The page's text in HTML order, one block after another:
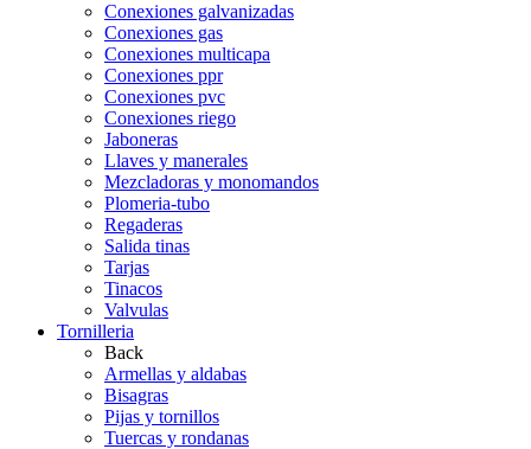
Conexiones galvanizadas
Conexiones gas
Conexiones multicapa
Conexiones ppr
Conexiones pvc
Conexiones riego
Jaboneras
Llaves y manerales
Mezcladoras y monomandos
Plomeria-tubo
Regaderas
Salida tinas
Tarjas
Tinacos
Valvulas
Tornilleria
Back
Armellas y aldabas
Bisagras
Pijas y tornillos
Tuercas y rondanas